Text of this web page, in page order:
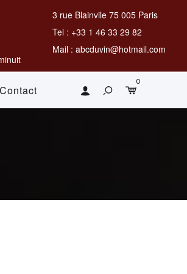
3 rue Blainvile 75 005 Paris
Tel : +33 1 46 33 29 82
Mail : abcduvin@hotmail.com
Contact
0